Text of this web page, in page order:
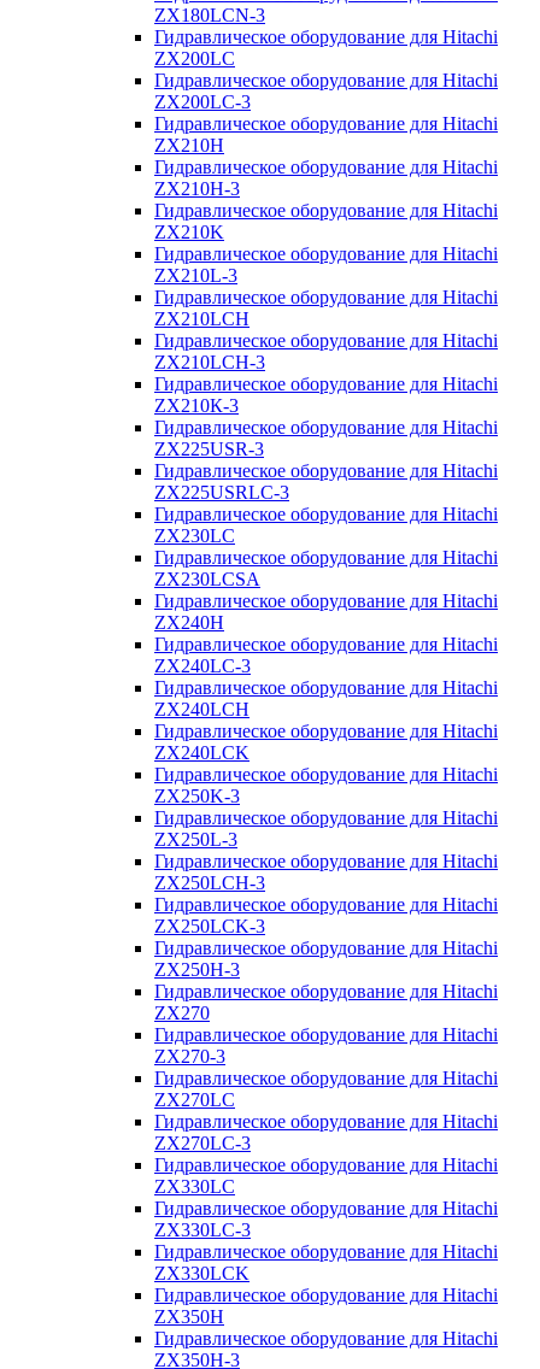
ZX180LCN-3
Гидравлическое оборудование для Hitachi
ZX200LC
Гидравлическое оборудование для Hitachi
ZX200LC-3
Гидравлическое оборудование для Hitachi
ZX210H
Гидравлическое оборудование для Hitachi
ZX210H-3
Гидравлическое оборудование для Hitachi
ZX210K
Гидравлическое оборудование для Hitachi
ZX210L-3
Гидравлическое оборудование для Hitachi
ZX210LCH
Гидравлическое оборудование для Hitachi
ZX210LCH-3
Гидравлическое оборудование для Hitachi
ZX210К-3
Гидравлическое оборудование для Hitachi
ZX225USR-3
Гидравлическое оборудование для Hitachi
ZX225USRLC-3
Гидравлическое оборудование для Hitachi
ZX230LC
Гидравлическое оборудование для Hitachi
ZX230LCSA
Гидравлическое оборудование для Hitachi
ZX240H
Гидравлическое оборудование для Hitachi
ZX240LC-3
Гидравлическое оборудование для Hitachi
ZX240LCH
Гидравлическое оборудование для Hitachi
ZX240LCK
Гидравлическое оборудование для Hitachi
ZX250K-3
Гидравлическое оборудование для Hitachi
ZX250L-3
Гидравлическое оборудование для Hitachi
ZX250LCH-3
Гидравлическое оборудование для Hitachi
ZX250LCK-3
Гидравлическое оборудование для Hitachi
ZX250Н-3
Гидравлическое оборудование для Hitachi
ZX270
Гидравлическое оборудование для Hitachi
ZX270-3
Гидравлическое оборудование для Hitachi
ZX270LC
Гидравлическое оборудование для Hitachi
ZX270LC-3
Гидравлическое оборудование для Hitachi
ZX330LC
Гидравлическое оборудование для Hitachi
ZX330LC-3
Гидравлическое оборудование для Hitachi
ZX330LCK
Гидравлическое оборудование для Hitachi
ZX350H
Гидравлическое оборудование для Hitachi
ZX350H-3